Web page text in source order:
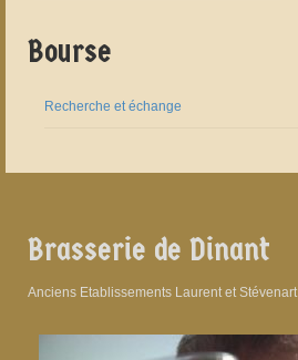
Bourse
Recherche et échange
Brasserie de Dinant
Anciens Etablissements Laurent et Stévenart